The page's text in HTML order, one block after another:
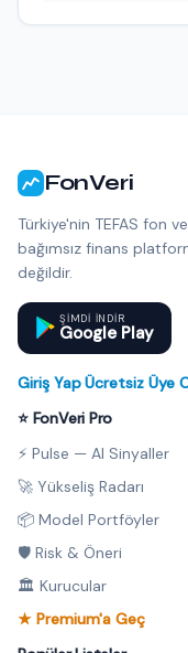
FonVeri
Türkiye'nin TEFAS fon
bağımsız finans
değildir.
ŞIMDI INDIR
Google Play
Giriş Yap·Ücretsiz Üye
⭐ FonVeri Pro
⚡ Pulse — AI Sinyaller
🚀 Yükseliş Radarı
📦 Model Portföyler
🛡️ Risk & Öneri
🏛️ Kurucular
★ Premium'a Geç